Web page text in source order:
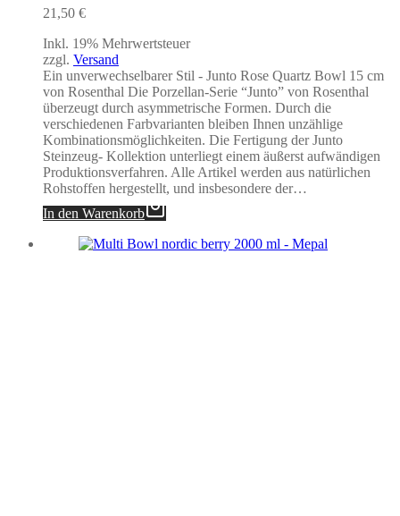
21,50 €
Inkl. 19% Mehrwertsteuer
zzgl. Versand
Ein unverwechselbarer Stil - Junto Rose Quartz Bowl 15 cm
von Rosenthal Die Porzellan-Serie “Junto” von Rosenthal
überzeugt durch asymmetrische Formen. Durch die
verschiedenen Farbvarianten bleiben Ihnen unzählige
Kombinationsmöglichkeiten. Die Fertigung der Junto
Steinzeug- Kollektion unterliegt einem äußerst aufwändigen
Produktionsverfahren. Alle Artikel werden aus natürlichen
Rohstoffen hergestellt, und insbesondere der…
In den Warenkorb